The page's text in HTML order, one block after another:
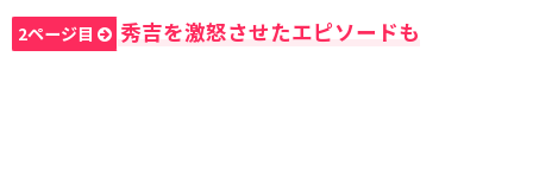
2ページ目 秀吉を激怒させたエピソードも